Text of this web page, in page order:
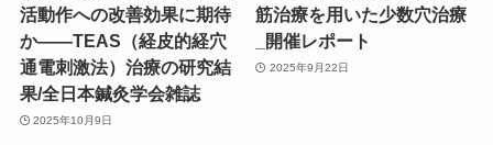
活動作への改善効果に期待
か――TEAS（経皮的経穴
通電刺激法）治療の研究結
果/全日本鍼灸学会雑誌
2025年10月9日
筋治療を用いた少数穴治療
_開催レポート
2025年9月22日